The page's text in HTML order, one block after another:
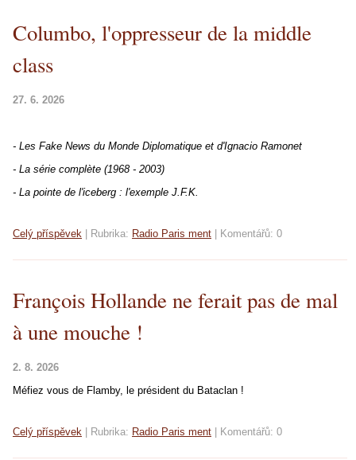
Columbo, l'oppresseur de la middle
class
27. 6. 2026
- Les Fake News du Monde Diplomatique et d'Ignacio Ramonet
- La série complète (1968 - 2003)
- La pointe de l'iceberg : l'exemple J.F.K.
Celý příspěvek Rubrika: Radio Paris ment Komentářů: 0
François Hollande ne ferait pas de mal
à une mouche !
2. 8. 2026
Méfiez vous de Flamby, le président du Bataclan !
Celý příspěvek Rubrika: Radio Paris ment Komentářů: 0